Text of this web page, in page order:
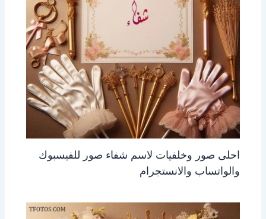
احلى صور وخلفيات لاسم شفاء صور للفيسبوك
والواتساب والانستجرام